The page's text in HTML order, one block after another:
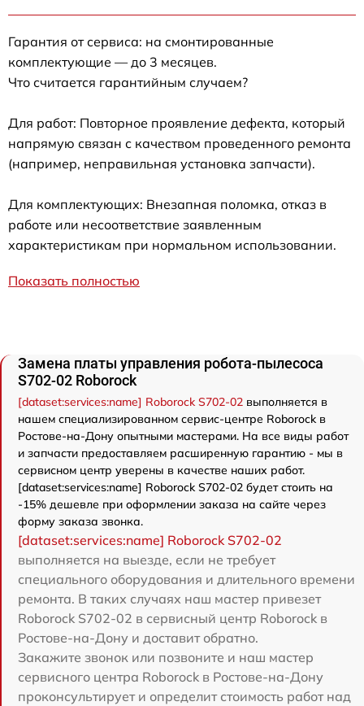
Гарантия от сервиса: на смонтированные
комплектующие — до 3 месяцев.
Что считается гарантийным случаем?
Для работ: Повторное проявление дефекта, который
напрямую связан с качеством проведенного ремонта
(например, неправильная установка запчасти).
Для комплектующих: Внезапная поломка, отказ в
работе или несоответствие заявленным
характеристикам при нормальном использовании.
Показать полностью
Замена платы управления робота-пылесоса
S702-02 Roborock
[dataset:services:name] Roborock S702-02 выполняется в
нашем специализированном сервис-центре Roborock в
Ростове-на-Дону опытными мастерами. На все виды работ
и запчасти предоставляем расширенную гарантию - мы в
сервисном центр уверены в качестве наших работ.
[dataset:services:name] Roborock S702-02 будет стоить на
-15% дешевле при оформлении заказа на сайте через
форму заказа звонка.
[dataset:services:name] Roborock S702-02
выполняется на выезде, если не требует
специального оборудования и длительного времени
ремонта. В таких случаях наш мастер привезет
Roborock S702-02 в сервисный центр Roborock в
Ростове-на-Дону и доставит обратно.
Закажите звонок или позвоните и наш мастер
сервисного центра Roborock в Ростове-на-Дону
проконсультирует и определит стоимость работ над